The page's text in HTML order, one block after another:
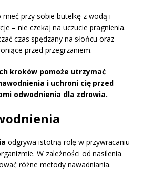
mieć przy sobie butelkę z wodą i
– nie czekaj na uczucie pragnienia.
czas spędzany na słońcu oraz
przed przegrzaniem.
kroków pomoże utrzymać
i uchroni cię przed
odwodnienia dla zdrowia.
odgrywa istotną rolę w przywracaniu
W zależności od nasilenia
różne metody nawadniania.